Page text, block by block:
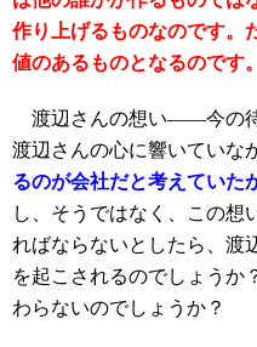
作り上げるものなのです。
値のあるものとなるのです。
渡辺さんの想い――今の
渡辺さんの心に響いていな
るのが会社だと考えていた
し、そうではなく、この想
ればならないとしたら、渡
を起こされるのでしょうか
わらないのでしょうか？